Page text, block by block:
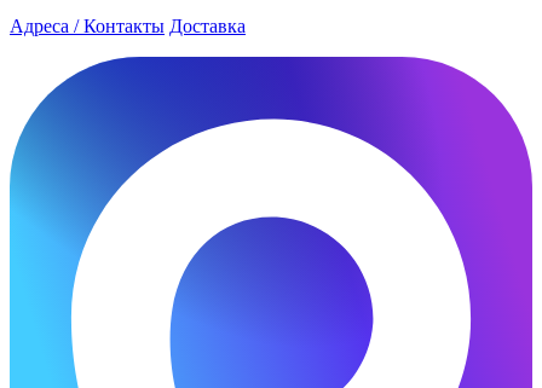
Адреса / Контакты Доставка